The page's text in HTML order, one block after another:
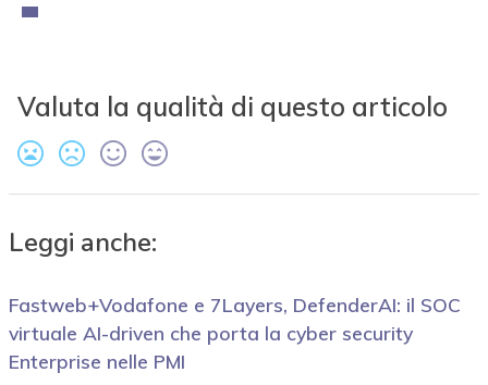
Valuta la qualità di questo articolo
Leggi anche:
Fastweb+Vodafone e 7Layers, DefenderAI: il SOC
virtuale AI-driven che porta la cyber security
Enterprise nelle PMI